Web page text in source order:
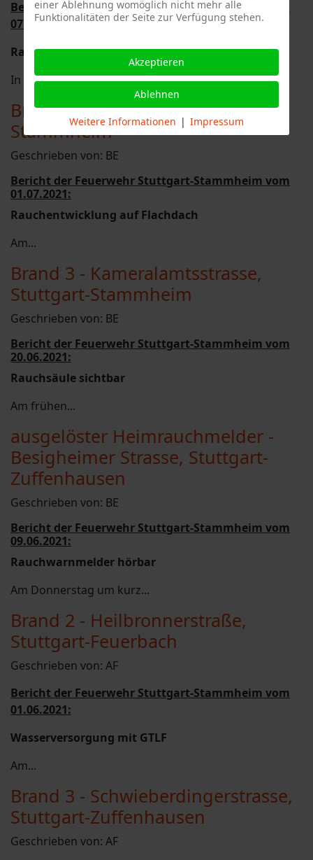
Bericht der Feuerwehr Stuttgart-Stammheim vom
07.07.2021:
Rauchentwicklung aus Betriebsgelände
In der...
Brand 3 - Tuchbleiche, Stuttgart-
Stammheim
Geschrieben von: BE
Bericht der Feuerwehr Stuttgart-Stammheim vom
01.07.2021:
Rauchentwicklung auf Flachdach
Am...
Brand 3 - Kameralamtsstrasse,
Stuttgart-Stammheim
Geschrieben von: BE
Bericht der Feuerwehr Stuttgart-Stammheim vom
20.06.2021:
Rauchsäule sichtbar
Am frühen...
ausgelöster Heimrauchmelder -
Besigheimer Strasse, Stuttgart-
Zuffenhausen
Geschrieben von: BE
Bericht der Feuerwehr Stuttgart-Stammheim vom
09.06.2021:
Rauchwarnmelder hörbar
Am Donnerstag um kurz...
Brand 2 - Heilbronnerstraße,
Stuttgart-Feuerbach
Geschrieben von: AF
Bericht der Feuerwehr Stuttgart-Stammheim vom
01.06.2021:
Wasserversorgung mit GTLF
Am...
Brand 3 - Schwieberdingerstrasse,
Stuttgart-Zuffenhausen
Geschrieben von: AF
einer Ablehnung womöglich nicht mehr alle
Funktionalitäten der Seite zur Verfügung stehen.
Akzeptieren
Ablehnen
Weitere Informationen | Impressum